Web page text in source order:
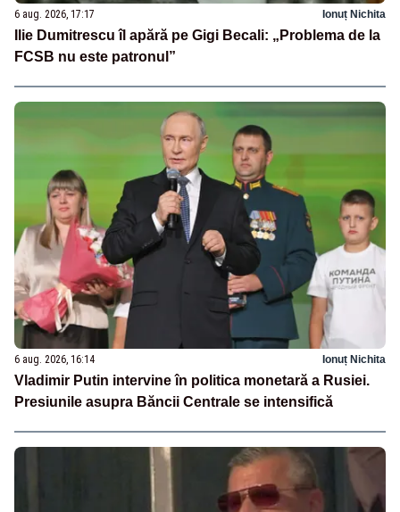
6 aug. 2026, 17:17 Ionuț Nichita
Ilie Dumitrescu îl apără pe Gigi Becali: „Problema de la
FCSB nu este patronul”
6 aug. 2026, 16:14 Ionuț Nichita
Vladimir Putin intervine în politica monetară a Rusiei.
Presiunile asupra Băncii Centrale se intensifică